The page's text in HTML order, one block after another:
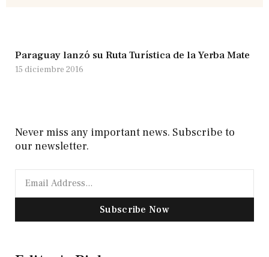
Paraguay lanzó su Ruta Turística de la Yerba Mate
15 diciembre 2016
Never miss any important news. Subscribe to
our newsletter.
Subscribe Now